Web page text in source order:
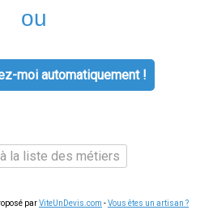
ou
moi automatiquement !
la liste des métiers
parViteUnDevis.com -Vous êtes un artisan ?